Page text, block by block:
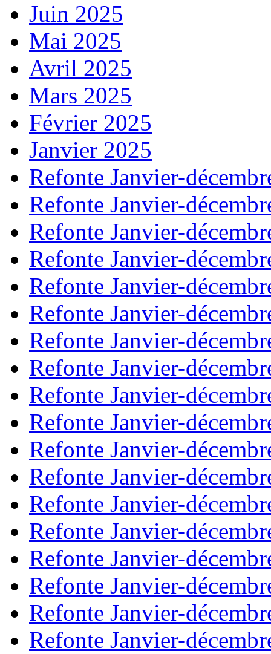
Juin 2025
Mai 2025
Avril 2025
Mars 2025
Février 2025
Janvier 2025
Refonte Janvier-
Refonte Janvier-
Refonte Janvier-
Refonte Janvier-
Refonte Janvier-
Refonte Janvier-
Refonte Janvier-
Refonte Janvier-
Refonte Janvier-
Refonte Janvier-
Refonte Janvier-
Refonte Janvier-
Refonte Janvier-
Refonte Janvier-
Refonte Janvier-
Refonte Janvier-
Refonte Janvier-
Refonte Janvier-